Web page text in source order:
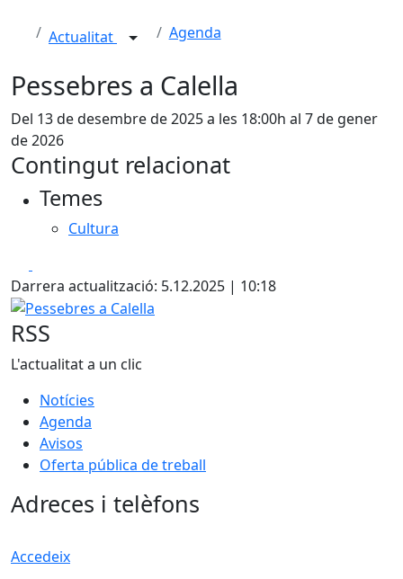
Actualitat Agenda
Pessebres a Calella
Del 13 de desembre de 2025 a les 18:00h al 7 de gener
de 2026
Contingut relacionat
Temes
Cultura
Darrera actualització: 5.12.2025 | 10:18
Pessebres a Calella
RSS
L'actualitat a un clic
Notícies
Agenda
Avisos
Oferta pública de treball
Adreces i telèfons
Accedeix